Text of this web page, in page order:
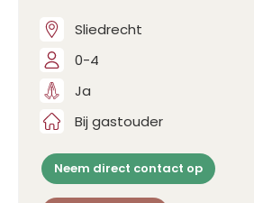
Sliedrecht
0-4
Ja
Bij gastouder
Neem direct contact op